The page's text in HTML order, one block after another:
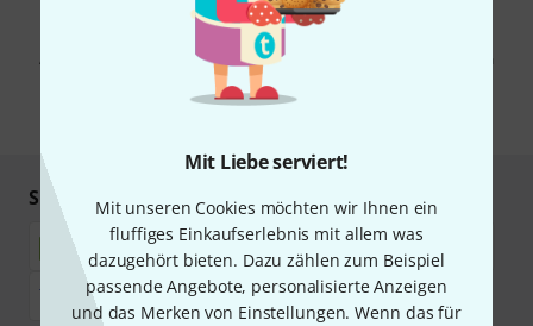
Mit Liebe serviert!
Mit unseren Cookies möchten wir Ihnen ein
fluffiges Einkaufserlebnis mit allem was
dazugehört bieten. Dazu zählen zum Beispiel
passende Angebote, personalisierte Anzeigen
und das Merken von Einstellungen. Wenn das für
Mit Klick auf „Jetzt anmelden“ stimmen Sie dem Erhalt von E-Mail-
Werbung und einer Messung des E-Mail-Nutzungsverhaltens zu. Die
Abmeldung ist jederzeit möglich. Weitere Informationen finden Sie in
unserenDatenschutzhinweisen
Sicher einkaufen & bezahlen